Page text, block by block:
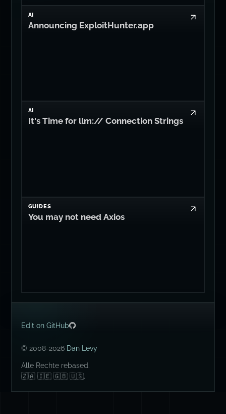
AI
Announcing ExploitHunter.app
AI
It's Time for llm:// Connection Strings
GUIDES
You may not need Axios
Edit on GitHub
© 2008-2026 Dan Levy
Alle Rechte rebased.
🇿🇦 🇮🇪 🇬🇧 🇺🇸.